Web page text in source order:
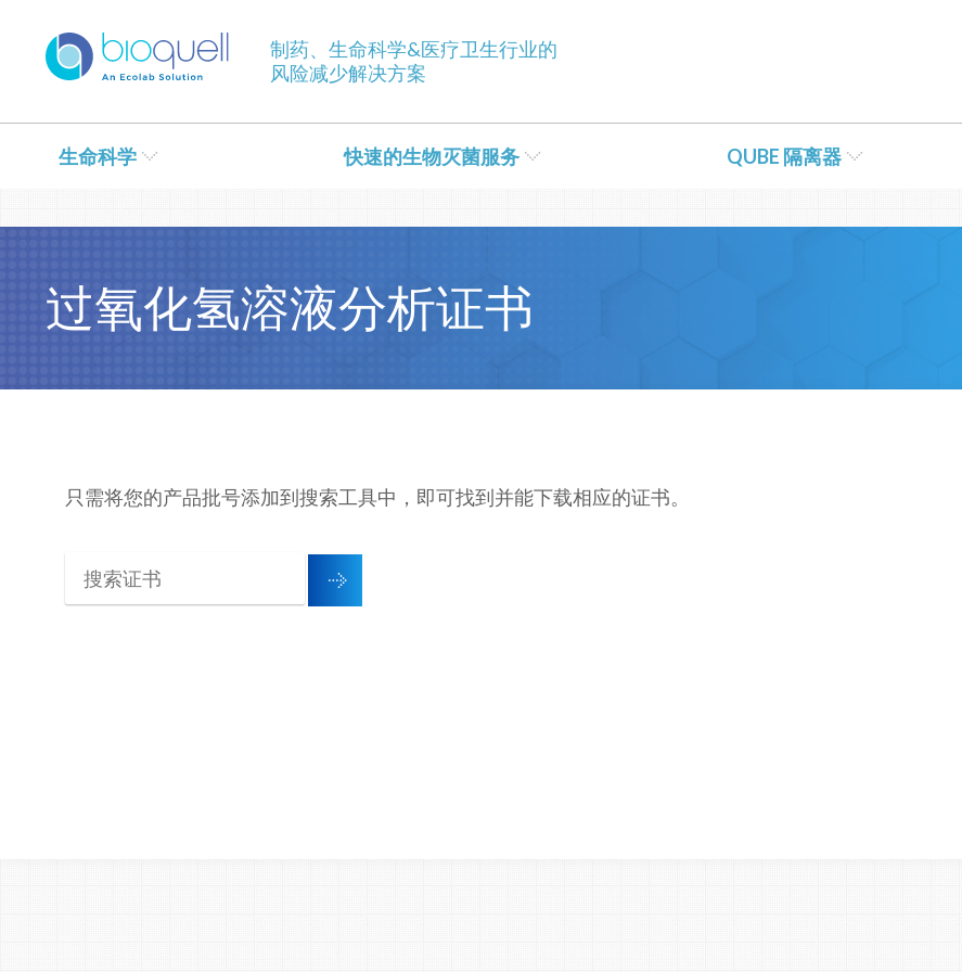
Warning: Undefined array key 0 in
制药、生命科学&医疗卫生行业的
风险减少解决方案
生命科学 快速的生物灭菌服务 QUBE 隔离器
过氧化氢溶液分析证书
只需将您的产品批号添加到搜索工具中，即可找到并能下载相应的证书。